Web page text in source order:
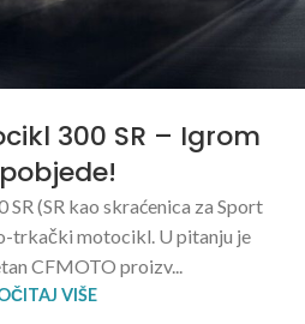
300 SR – Igrom
(SR kao skraćenica za Sport
trkački motocikl. U pitanju je
CFMOTO proizv...
VIŠE